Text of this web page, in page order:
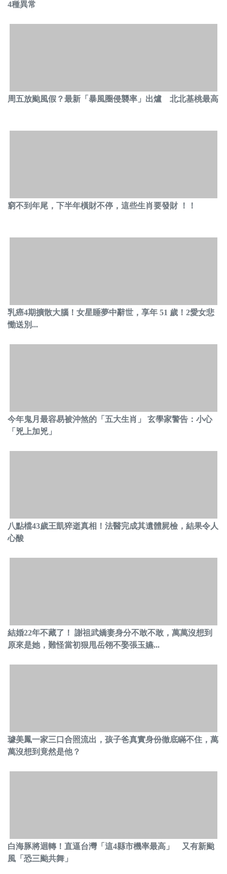
4種異常
周五放颱風假？最新「暴風圈侵襲率」出爐 北北基桃最高
窮不到年尾，下半年橫財不停，這些生肖要發財 ！！
乳癌4期擴散大腦！女星睡夢中辭世，享年 51 歲！2愛女悲
慟送別...
今年鬼月最容易被沖煞的「五大生肖」 玄學家警告：小心
「兇上加兇」
八點檔43歲王凱猝逝真相！法醫完成其遺體屍檢，結果令人
心酸
結婚22年不藏了！ 謝祖武嬌妻身分不敢不敢，萬萬沒想到
原來是她，難怪當初狠甩岳翎不娶張玉嬿...
璩美鳳一家三口合照流出，孩子爸真實身份徹底瞞不住，萬
萬沒想到竟然是他？
白海豚將迴轉！直逼台灣「這4縣市機率最高」 又有新颱
風「恐三颱共舞」